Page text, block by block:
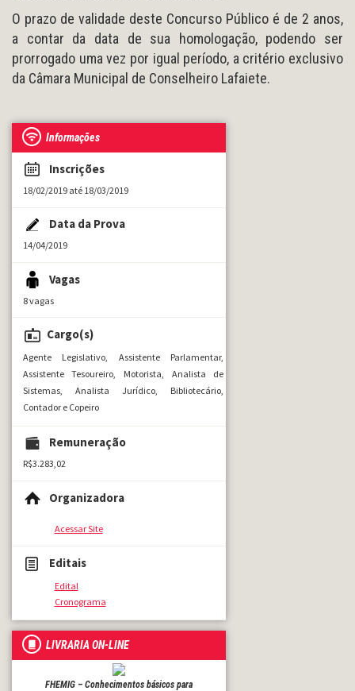
O prazo de validade deste Concurso Público é de 2 anos,
a contar da data de sua homologação, podendo ser
prorrogado uma vez por igual período, a critério exclusivo
da Câmara Municipal de Conselheiro Lafaiete.
Informações
Inscrições
18/02/2019 até 18/03/2019
Data da Prova
14/04/2019
Vagas
8 vagas
Cargo(s)
Agente Legislativo, Assistente Parlamentar,
Assistente Tesoureiro, Motorista, Analista de
Sistemas, Analista Jurídico, Bibliotecário,
Contador e Copeiro
Remuneração
R$3.283,02
Organizadora
Acessar Site
Editais
Edital
Cronograma
LIVRARIA ON-LINE
FHEMIG – Conhecimentos básicos para